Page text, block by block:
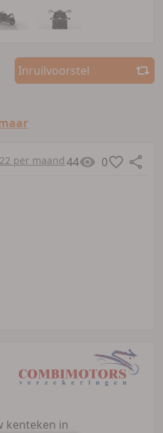
Inruilvoorstel
per maand 44
0
kenteken in